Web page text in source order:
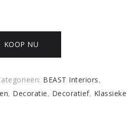
KOOP NU
BEAST Interiors,
, Decoratie, Decoratief, Klassieke